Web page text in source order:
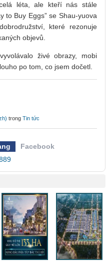
léta, ale kteří nás stále
to Buy Eggs” se Shau-yuova
které rezonuje
objevů.
živé obrazy, mobi
po tom, co jsem dočetl.
trong Tin tức
Facebook